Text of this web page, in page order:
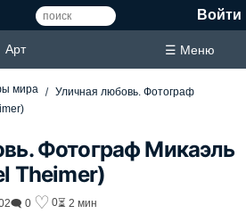
Войти
Арт ☰ Меню
мира
Уличная любовь. Фотограф
Фотограф Микаэль
Theimer)
🗨 0 ♡ 0⏳ 2 мин